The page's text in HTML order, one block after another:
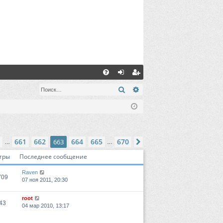
С
хо ег
ис
ия
Поиск
663из670
661 662 663 664 665 670
Последнее сообщение
Raven
07 ноя 2011, 20:30
root
04 мар 2010, 13:17